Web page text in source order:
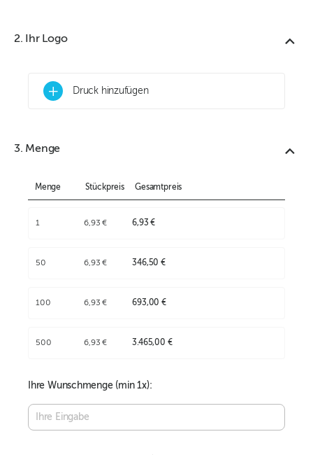
2. Ihr Logo
+ Druck hinzufügen
3. Menge
Menge Stückpreis Gesamtpreis
1 6,93 € 6,93 €
50 6,93 € 346,50 €
100 6,93 € 693,00 €
500 6,93 € 3.465,00 €
Ihre Wunschmenge (min1x):